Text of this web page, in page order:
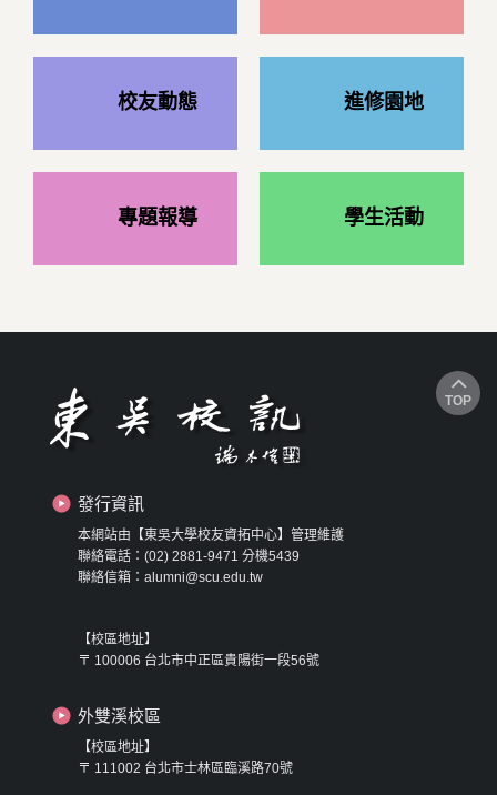
校友動態 進修園地
專題報導 學生活動
發行資訊
本網站由【東吳大學校友資拓中心】管理維護
聯絡電話：(02) 2881-9471 分機5439
聯絡信箱：alumni@scu.edu.tw
【校區地址】
〒 100006 台北市中正區貴陽街一段56號
外雙溪校區
【校區地址】
〒 111002 台北市士林區臨溪路70號
TOP